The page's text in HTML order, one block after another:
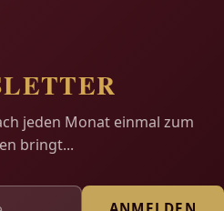
jeden Monat einmal zum
bringt...